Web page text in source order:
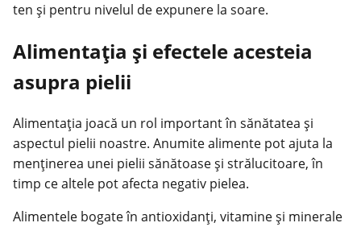
ten și pentru nivelul de expunere la soare.
Alimentația și efectele acesteia
asupra pielii
Alimentația joacă un rol important în sănătatea și
aspectul pielii noastre. Anumite alimente pot ajuta la
menținerea unei pielii sănătoase și strălucitoare, în
timp ce altele pot afecta negativ pielea.
Alimentele bogate în antioxidanți, vitamine și minerale